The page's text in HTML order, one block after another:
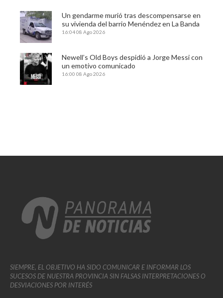
Un gendarme murió tras descompensarse en
su vivienda del barrio Menéndez en La Banda
16:0408 Ago 2026
Newell’s Old Boys despidió a Jorge Messi con
un emotivo comunicado
16:00 08 Ago 2026
SIEMPRE, EL OBJETIVO HA SIDO COMUNICAR E INFORMAR LOS
SUCESOS DE NUESTRA PROVINCIA SIN FALSAS INTERPRETACIONES O
DESVIACIONES POR INTERÉS